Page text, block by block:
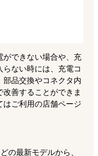
ができない場合や、充
ない時には、充電コ
部品交換やコネクタ内
善することができま
はご利用の店舗ページ
の最新モデルから、